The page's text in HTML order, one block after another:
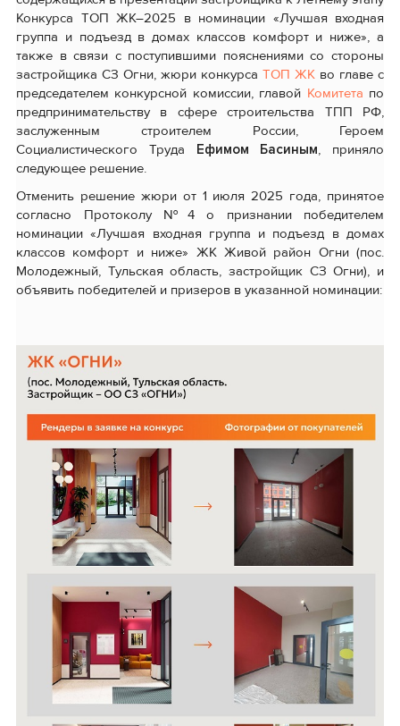
Конкурса ТОП ЖК–2025 в номинации «Лучшая входная
группа и подъезд в домах классов комфорт и ниже», а
также в связи с поступившими пояснениями со стороны
застройщика СЗ Огни, жюри конкурса ТОП ЖК во главе с
председателем конкурсной комиссии, главой Комитета по
предпринимательству в сфере строительства ТПП РФ,
заслуженным строителем России, Героем
Социалистического Труда Ефимом Басиным, приняло
следующее решение.
Отменить решение жюри от 1 июля 2025 года, принятое
согласно Протоколу №4 о признании победителем
номинации «Лучшая входная группа и подъезд в домах
классов комфорт и ниже» ЖК Живой район Огни (пос.
Молодежный, Тульская область, застройщик СЗ Огни), и
объявить победителей и призеров в указанной номинации: